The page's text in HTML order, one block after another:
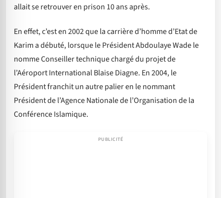
allait se retrouver en prison 10 ans après.
En effet, c’est en 2002 que la carrière d’homme d’Etat de
Karim a débuté, lorsque le Président Abdoulaye Wade le
nomme Conseiller technique chargé du projet de
l’Aéroport International Blaise Diagne. En 2004, le
Président franchit un autre palier en le nommant
Président de l’Agence Nationale de l’Organisation de la
Conférence Islamique.